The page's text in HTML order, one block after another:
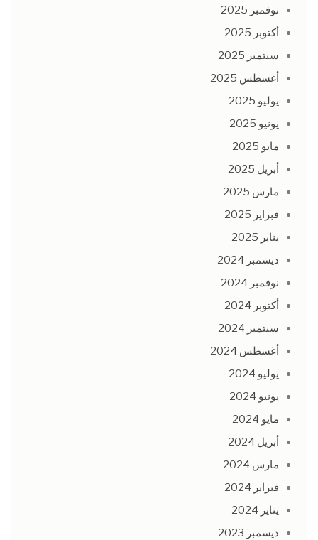
نوفمبر 2025
أكتوبر 2025
سبتمبر 2025
أغسطس 2025
يوليو 2025
يونيو 2025
مايو 2025
أبريل 2025
مارس 2025
فبراير 2025
يناير 2025
ديسمبر 2024
نوفمبر 2024
أكتوبر 2024
سبتمبر 2024
أغسطس 2024
يوليو 2024
يونيو 2024
مايو 2024
أبريل 2024
مارس 2024
فبراير 2024
يناير 2024
ديسمبر 2023